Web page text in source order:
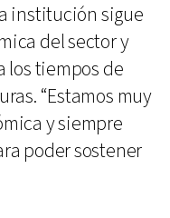
institución sigue
del sector y
los tiempos de
“Estamos muy
y siempre
poder sostener